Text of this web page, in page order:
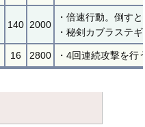
140 2000
・倍速行動。倒す
・秘剣カブラステ
16 2800 ・4回連続攻撃を